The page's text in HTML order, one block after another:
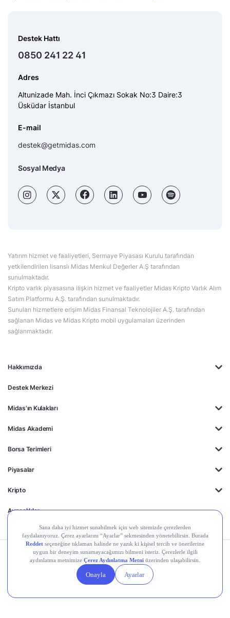
Hakkımızda
Destek Merkezi
Midas'ın Kulakları
Midas Akademi
Borsa Terimleri
Piyasalar
Kripto
Ayrıcalıklar
Destek Hattı
0850 241 22 41
Adres
Altunizade Mah. İnci Çıkmazı Sokak No:3 Daire:3
Üsküdar İstanbul
E-mail
destek@getmidas.com
Sosyal Medya
Yatırım hizmet ve faaliyetleri, Sermaye Piyasası Kurulu tarafından
yetkilendirilen lisanslı Midas Menkul Değerler A.Ş tarafından
sunulmaktadır.
Kripto varlık piyasasına ilişkin hizmet ve faaliyetler Midas Kripto Varlık Alım
Satım Platformu A.Ş. tarafından sunulmaktadır.
Sunulan hizmetlere erişim Midas Finansal Teknolojiler A.Ş. tarafından
sağlanan Midas ve Midas Kripto mobil uygulamaları üzerinden
sağlanmaktadır.
Kişisel Verilerin
Gizlilik
Politikası
Yasal
Duyurular
Çerez